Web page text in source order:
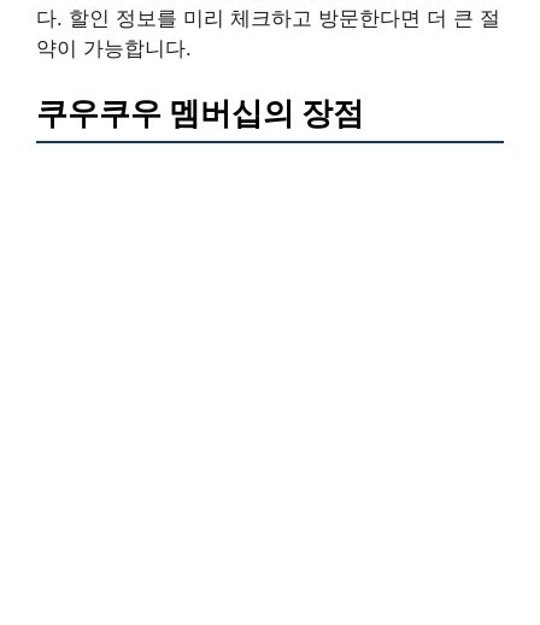
다. 할인 정보를 미리 체크하고 방문한다면 더 큰 절
약이 가능합니다.
쿠우쿠우 멤버십의 장점